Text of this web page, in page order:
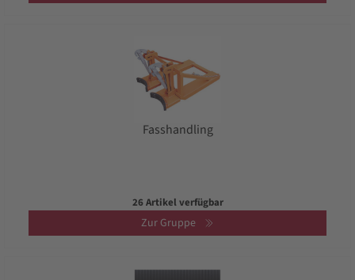
Fasshandling
26 Artikel verfügbar
Zur Gruppe